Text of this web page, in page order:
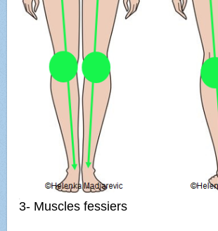
3- Muscles fessiers